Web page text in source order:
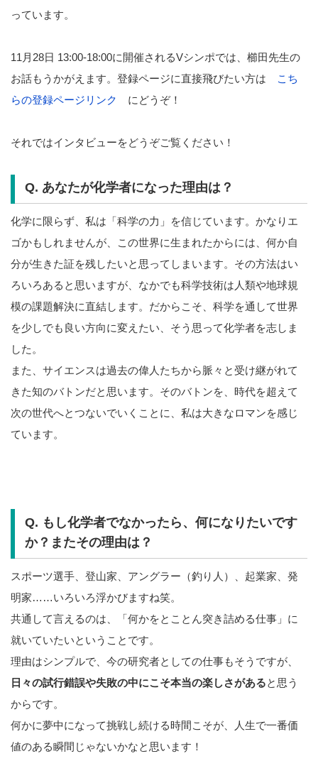
っています。
11月28日 13:00-18:00に開催されるVシンポでは、櫛田先生の
お話もうかがえます。登録ページに直接飛びたい方は
こち
らの登録ページリンク
にどうぞ！
それではインタビューをどうぞご覧ください！
Q. あなたが化学者になった理由は？
化学に限らず、私は「科学の力」を信じています。かなりエ
ゴかもしれませんが、この世界に生まれたからには、何か自
分が生きた証を残したいと思ってしまいます。その方法はい
ろいろあると思いますが、なかでも科学技術は人類や地球規
模の課題解決に直結します。だからこそ、科学を通して世界
を少しでも良い方向に変えたい、そう思って化学者を志しま
した。
また、サイエンスは過去の偉人たちから脈々と受け継がれて
きた知のバトンだと思います。そのバトンを、時代を超えて
次の世代へとつないでいくことに、私は大きなロマンを感じ
ています。
Q. もし化学者でなかったら、何になりたいです
か？またその理由は？
スポーツ選手、登山家、アングラー（釣り人）、起業家、発
明家……いろいろ浮かびますね笑。
共通して言えるのは、「何かをとことん突き詰める仕事」に
就いていたいということです。
理由はシンプルで、今の研究者としての仕事もそうですが、
日々の試行錯誤や失敗の中にこそ本当の楽しさがあると思う
からです。
何かに夢中になって挑戦し続ける時間こそが、人生で一番価
値のある瞬間じゃないかなと思います！